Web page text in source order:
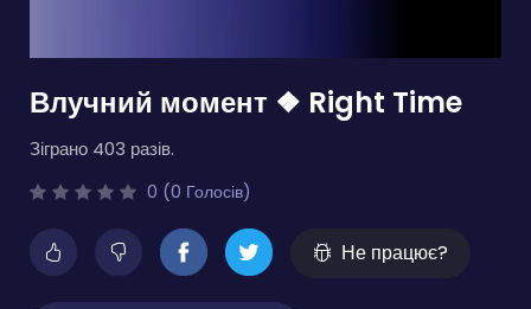
Влучний момент ❖ Right Time
Зіграно 403 разів.
0 (0 Голосів)
Не працює?